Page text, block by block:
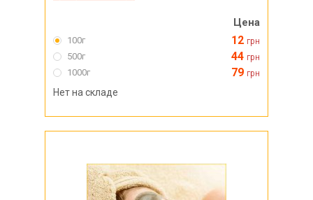
Цена
100г 12 грн
500г 44 грн
1000г 79 грн
Нет на складе